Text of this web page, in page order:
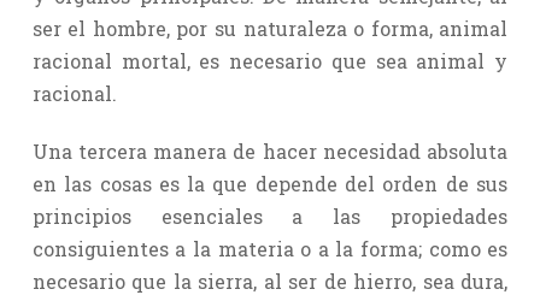
ser el hombre, por su naturaleza o forma, animal
racional mortal, es necesario que sea animal y
racional.
Una tercera manera de hacer necesidad absoluta
en las cosas es la que depende del orden de sus
principios esenciales a las propiedades
consiguientes a la materia o a la forma; como es
necesario que la sierra, al ser de hierro, sea dura,